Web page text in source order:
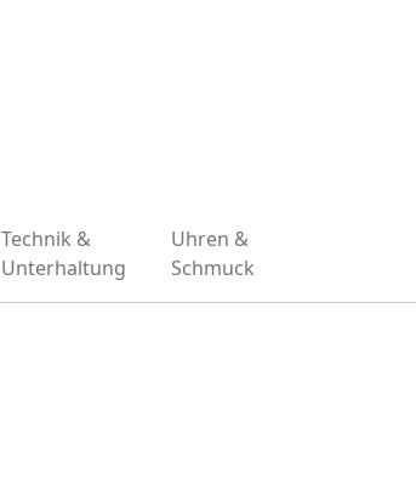
Technik &
Unterhaltung
Uhren &
Schmuck